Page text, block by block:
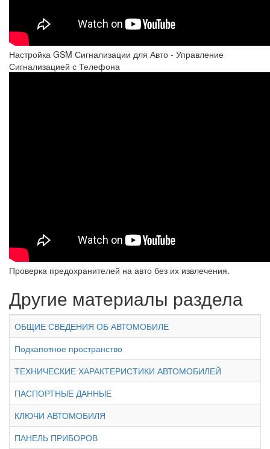
Настройка GSM Сигнализации для Авто - Управление
Сигнализацией с Телефона
Проверка предохранителей на авто без их извлечения.
Другие материалы раздела
ОБЩИЕ СВЕДЕНИЯ ОБ АВТОМОБИЛЕ
Подкапотное пространство
ТЕХНИЧЕСКИЕ ХАРАКТЕРИСТИКИ АВТОМОБИЛЕЙ
ПАСПОРТНЫЕ ДАННЫЕ
КЛЮЧИ АВТОМОБИЛЯ
ПАНЕЛЬ ПРИБОРОВ